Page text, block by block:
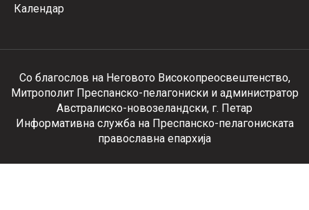
Календар
Со благослов на Неговото Високопреосвештенство,
Митрополит Преспанско-пелагониски и администратор
Австралиско-новозеландски, г. Петар
Информативна служба на Преспанско-пелагониската
православна епархија